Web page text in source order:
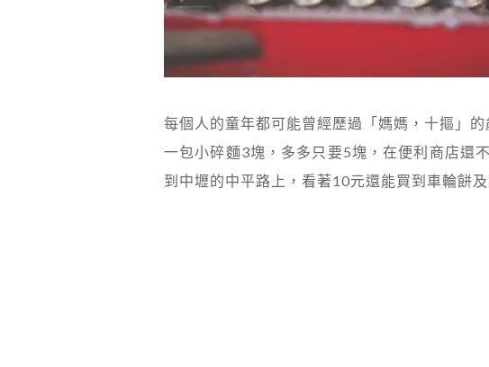
每個人的童年都可能曾經歷過「媽媽，十摳」
一包小碎麵3塊，多多只要5塊，在便利商店還
到中壢的中平路上，看著10元還能買到車輪餅